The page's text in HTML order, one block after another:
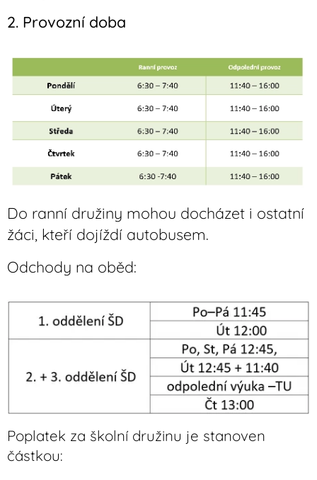
2. Provozní doba
Do ranní družiny mohou docházet i ostatní
žáci, kteří dojíždí autobusem.
Odchody na oběd:
Poplatek za školní družinu je stanoven
částkou: